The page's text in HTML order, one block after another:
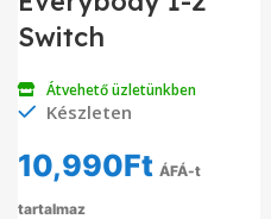
Switch
Átvehető üzletünkben
Készleten
10,990Ft ÁFÁ-t
tartalmaz